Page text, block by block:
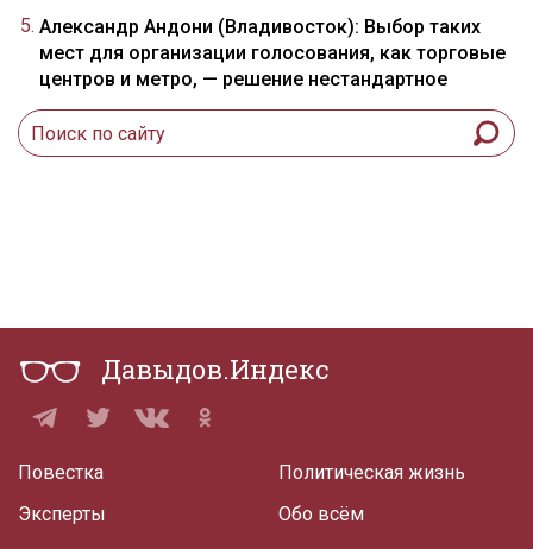
Александр Андони (Владивосток): Выбор таких
мест для организации голосования, как торговые
центров и метро, — решение нестандартное
Давыдов.Индекс
Повестка
Эксперты
Политическая жизнь
Обо всём